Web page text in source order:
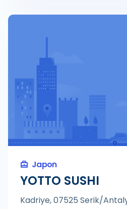
Japon
YOTTO SUSHI
Kadriye, 07525 Serik/